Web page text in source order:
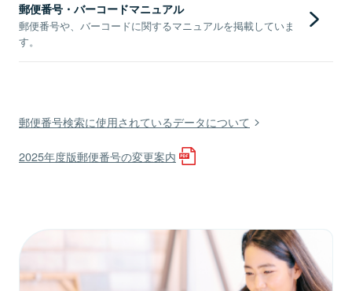
郵便番号・バーコードマニュアル
郵便番号や、バーコードに関するマニュアルを掲載していま
す。
郵便番号検索に使用されているデータについて
2025年度版郵便番号の変更案内